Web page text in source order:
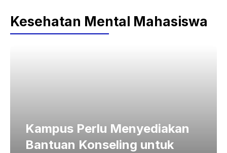
Kesehatan Mental Mahasiswa
Kampus Perlu Menyediakan
Bantuan Konseling untuk